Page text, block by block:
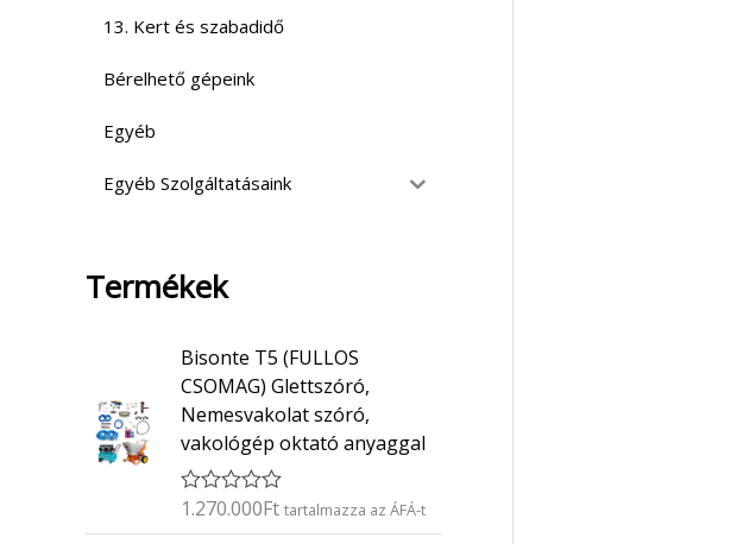
13. Kert és szabadidő
Bérelhető gépeink
Egyéb
Egyéb Szolgáltatásaink
Termékek
Bisonte T5 (FULLOS
CSOMAG) Glettszóró,
Nemesvakolat szóró,
vakológép oktató anyaggal
É1.270.000Ft tartalmazza az ÁFÁ-t